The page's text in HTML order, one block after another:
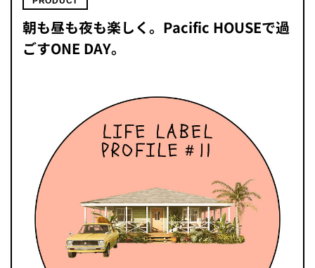
朝も昼も夜も楽しく。Pacific HOUSEで過
ごすONE DAY。